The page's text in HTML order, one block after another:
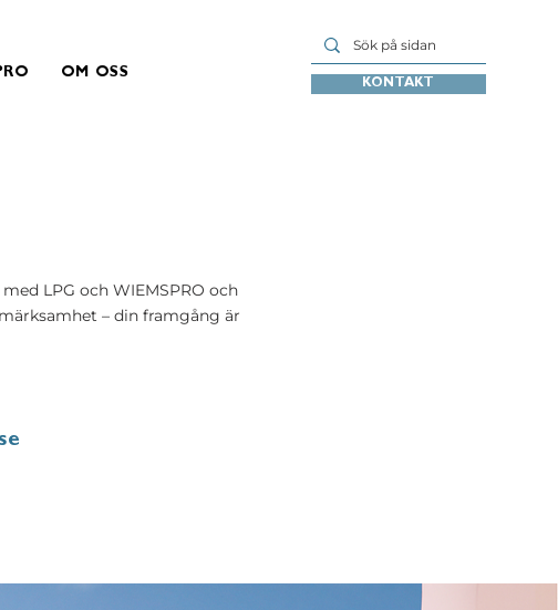
OM OSS
KONTAKT
LPG och WIEMSPRO och
– din framgång är